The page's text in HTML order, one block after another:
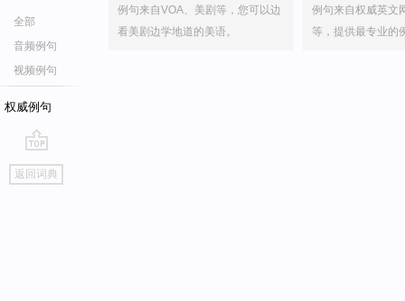
全部
音频例句
视频例句
权威例句
go
top
返回词典
例句来自VOA、美剧等，您可以边
看美剧边学地道的美语。
例句来自权威英文
等，提供最专业的